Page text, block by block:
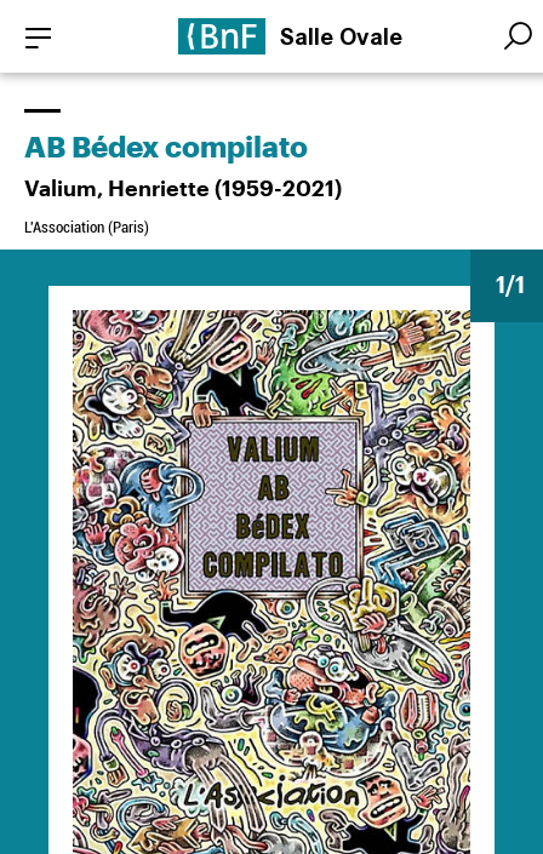
contenu
principal
Salle Ovale
1/1
AB Bédex compilato
Valium, Henriette (1959-2021)
L'Association (Paris)
Panneau de gestion des cookies